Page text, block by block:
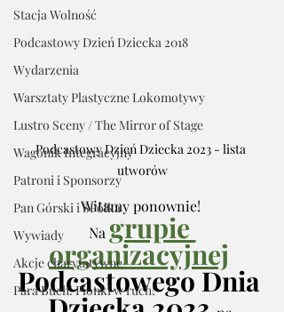
Stacja Wolność
Podcastowy Dzień Dziecka 2018
Wydarzenia
Warsztaty Plastyczne Lokomotywy
Lustro Sceny / The Mirror of Stage
Wagonik Integracyjny
Patroni i Sponsorzy
Pan Górski i SPółka
Wywiady
Akcje charytatywne
Para Buch! Pionki w ruch!
Podcastowy Dzień Dziecka 2023 - lista
utworów
Witamy ponownie!
Na grupie
organizacyjnej
Podcastowego Dnia